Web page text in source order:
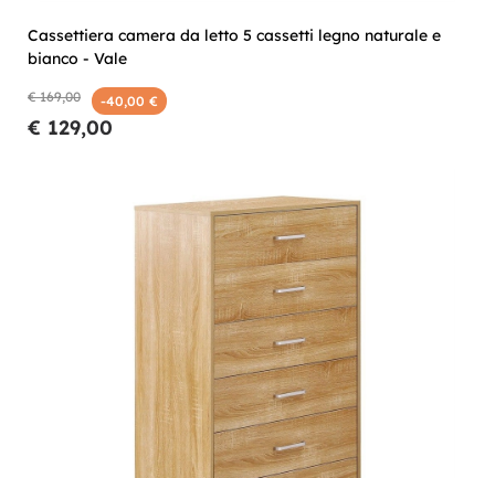
Cassettiera camera da letto 5 cassetti legno naturale e
bianco - Vale
€ 169,00 -40,00 €
€ 129,00